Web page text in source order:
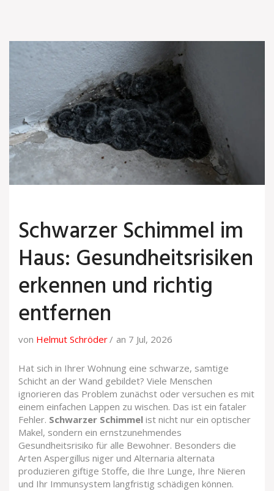
Schwarzer Schimmel im
Haus: Gesundheitsrisiken
erkennen und richtig
entfernen
von Helmut Schröder an 7 Jul, 2026
Hat sich in Ihrer Wohnung eine schwarze, samtige
Schicht an der Wand gebildet? Viele Menschen
ignorieren das Problem zunächst oder versuchen es mit
einem einfachen Lappen zu wischen. Das ist ein fataler
Fehler. Schwarzer Schimmel ist nicht nur ein optischer
Makel, sondern ein ernstzunehmendes
Gesundheitsrisiko für alle Bewohner. Besonders die
Arten Aspergillus niger und Alternaria alternata
produzieren giftige Stoffe, die Ihre Lunge, Ihre Nieren
und Ihr Immunsystem langfristig schädigen können.